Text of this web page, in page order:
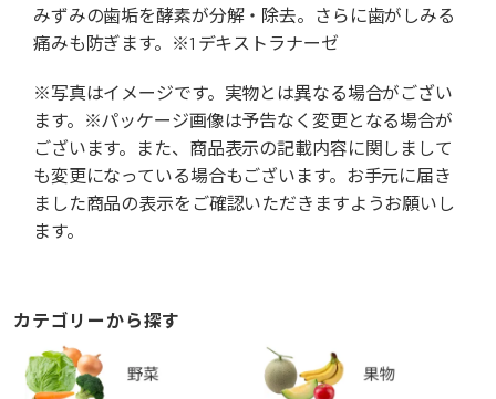
みずみの歯垢を酵素が分解・除去。さらに歯がしみる
痛みも防ぎます。※1 デキストラナーゼ
※写真はイメージです。実物とは異なる場合がござい
ます。※パッケージ画像は予告なく変更となる場合が
ございます。また、商品表示の記載内容に関しまして
も変更になっている場合もございます。お手元に届き
ました商品の表示をご確認いただきますようお願いし
ます。
カテゴリーから探す